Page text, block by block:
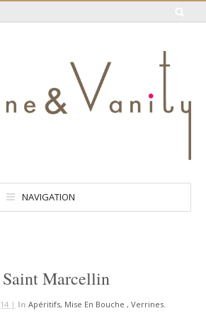
NAVIGATION
Saint Marcellin
| In Apéritifs, Mise En Bouche , Verrines,